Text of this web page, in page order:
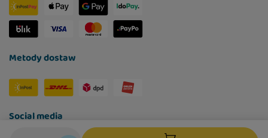
Metody dostaw
Social media